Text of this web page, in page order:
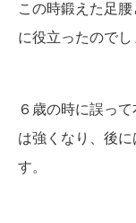
この時鍛えた足
に役立ったのでし
６歳の時に誤っ
は強くなり、後
す。